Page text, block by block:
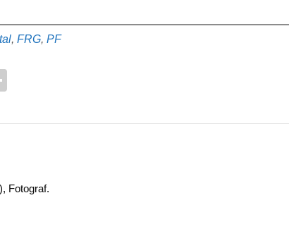
, FRG, PF
a
Fotograf.